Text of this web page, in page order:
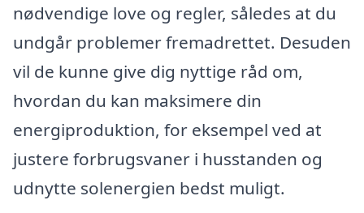
nødvendige love og regler, således at du
undgår problemer fremadrettet. Desuden
vil de kunne give dig nyttige råd om,
hvordan du kan maksimere din
energiproduktion, for eksempel ved at
justere forbrugsvaner i husstanden og
udnytte solenergien bedst muligt.